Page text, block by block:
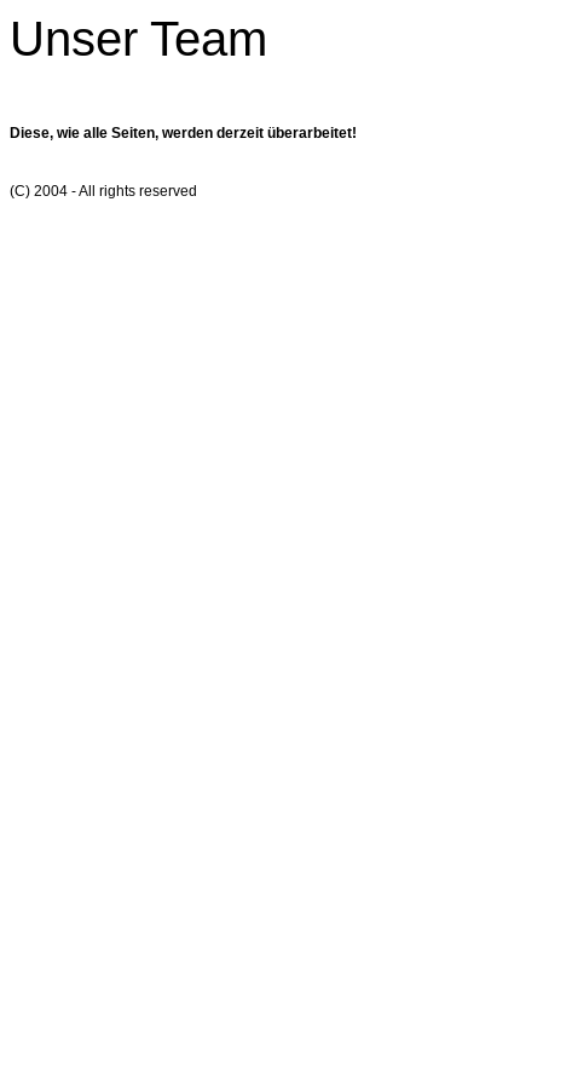
Unser Team
Diese, wie alle Seiten, werden derzeit überarbeitet!
(C) 2004 - All rights reserved